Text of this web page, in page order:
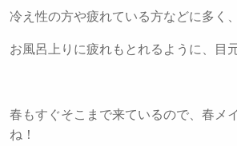
冷え性の方や疲れている方などに多く
お風呂上りに疲れもとれるように、目
春もすぐそこまで来ているので、春メ
ね！